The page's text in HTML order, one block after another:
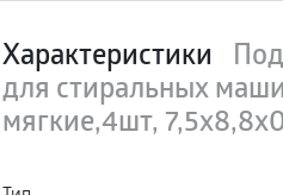
Характеристики
для стиральных
мягкие,4шт,